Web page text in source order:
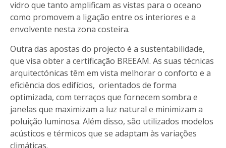
vidro que tanto amplificam as vistas para o oceano
como promovem a ligação entre os interiores e a
envolvente nesta zona costeira.
Outra das apostas do projecto é a sustentabilidade,
que visa obter a certificação BREEAM. As suas técnicas
arquitectónicas têm em vista melhorar o conforto e a
eficiência dos edifícios, orientados de forma
optimizada, com terraços que fornecem sombra e
janelas que maximizam a luz natural e minimizam a
poluição luminosa. Além disso, são utilizados modelos
acústicos e térmicos que se adaptam às variações
climáticas.